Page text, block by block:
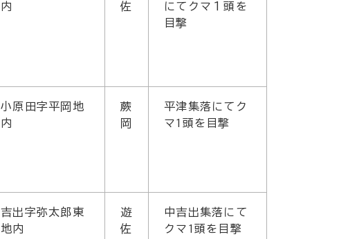
内
佐
にてクマ１頭を
目撃
小原田字平岡地
内
蕨
岡
平津集落にてク
マ1頭を目撃
吉出字弥太郎東
地内
遊
佐
中吉出集落にて
クマ1頭を目撃